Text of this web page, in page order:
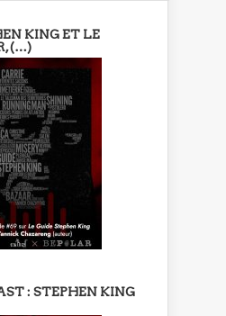
KING ET LE
(…)
: STEPHEN KING